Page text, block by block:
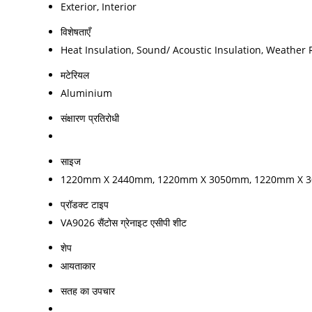
Exterior, Interior
विशेषताएँ
Heat Insulation, Sound/ Acoustic Insulation, Weather
मटेरियल
Aluminium
संक्षारण प्रतिरोधी
साइज
1220mm X 2440mm, 1220mm X 3050mm, 1220mm X
प्रॉडक्ट टाइप
VA9026 सैंटोस ग्रेनाइट एसीपी शीट
शेप
आयताकार
सतह का उपचार